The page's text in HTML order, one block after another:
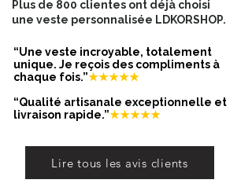
Ajustable, la bague se resserre ou
s'agrandit : de la taille 50 à 58
Garantie sans nickel, sans cadmium,
sans sel de plomb, pierre semi
précieuse
Plus de 800 clientes ont déjà choisi
une veste personnalisée LDKORSHOP.
“Une veste incroyable, totalement
unique. Je reçois des compliments à
chaque fois.”★★★★★
“Qualité artisanale exceptionnelle et
livraison rapide.”★★★★★
Lire tous les avis clients